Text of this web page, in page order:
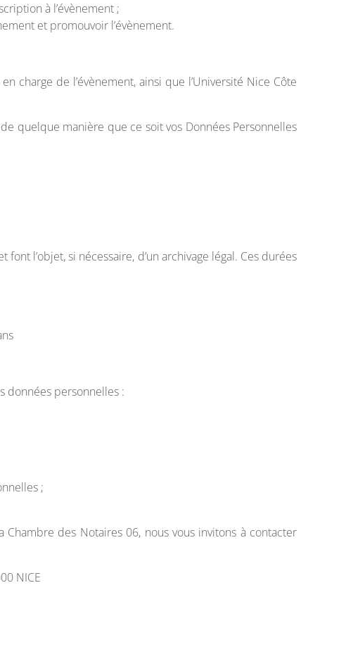
à l’évènement ;
et promouvoir l’évènement.
charge de l’évènement, ainsi que l’Université Nice Côte
quelque manière que ce soit vos Données Personnelles
l’objet, si nécessaire, d’un archivage légal. Ces durées
données personnelles :
;
des Notaires 06, nous vous invitons à contacter
NICE